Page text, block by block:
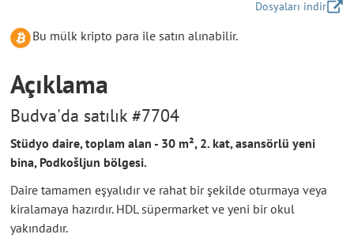
Dosyaları indir
Bu mülk kripto para ile satın alınabilir.
Açıklama
Budva'da satılık #7704
Stüdyo daire, toplam alan - 30 m², 2. kat, asansörlü yeni
bina, Podkošljun bölgesi.
Daire tamamen eşyalıdır ve rahat bir şekilde oturmaya veya
kiralamaya hazırdır. HDL süpermarket ve yeni bir okul
yakındadır.